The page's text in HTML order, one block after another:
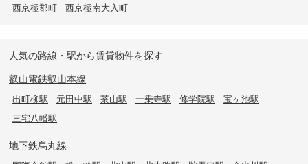
西京極郡町 西京極南大入町
人気の路線・駅から賃貸物件を探す
叡山電鉄叡山本線
出町柳駅 元田中駅 茶山駅 一乗寺駅 修学院駅
宝ヶ池駅
三宅八幡駅
地下鉄烏丸線